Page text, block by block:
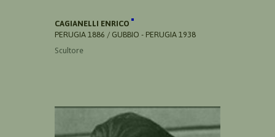
CAGIANELLI ENRICO
PERUGIA 1886 / GUBBIO - PERUGIA 1938
Scultore